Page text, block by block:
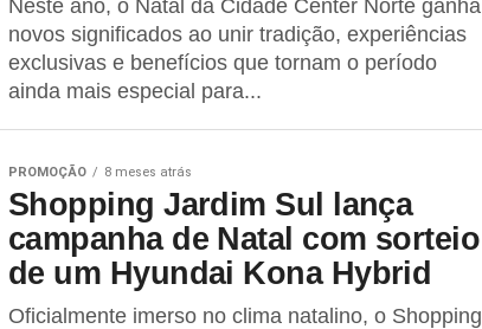
Neste ano, o Natal da Cidade Center Norte ganha
novos significados ao unir tradição, experiências
exclusivas e benefícios que tornam o período
ainda mais especial para...
PROMOÇÃO 8 meses atrás
Shopping Jardim Sul lança
campanha de Natal com sorteio
de um Hyundai Kona Hybrid
Oficialmente imerso no clima natalino, o Shopping